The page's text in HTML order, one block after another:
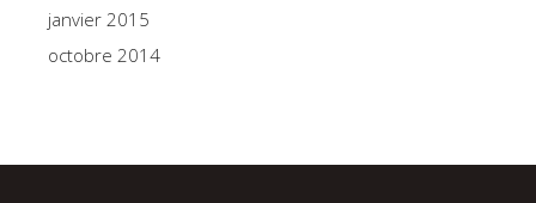
janvier 2015
octobre 2014